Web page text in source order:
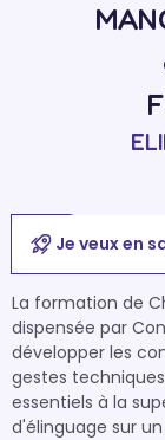
Je veux en
La formation de
dispensée par
développer les
gestes
essentiels à la
d'élinguage sur